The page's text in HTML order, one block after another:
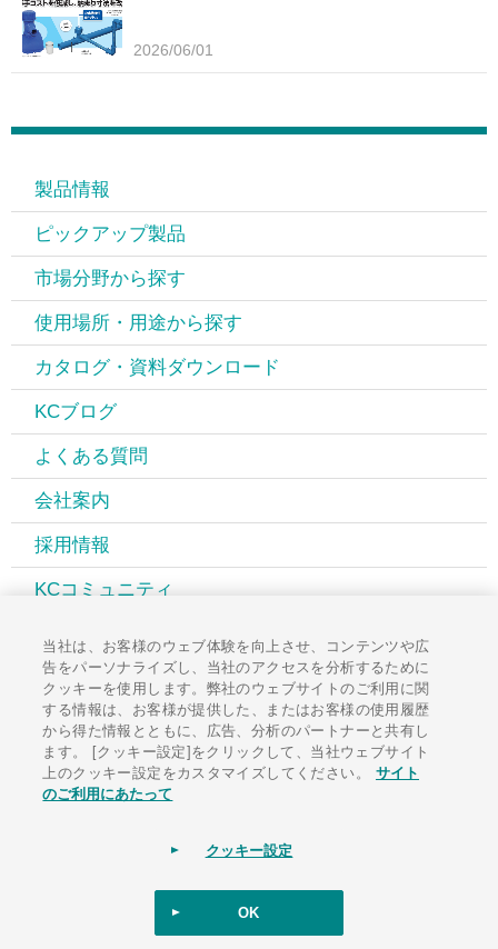
2026/06/01
製品情報
ピックアップ製品
市場分野から探す
使用場所・用途から探す
カタログ・資料ダウンロード
KCブログ
よくある質問
会社案内
採用情報
KCコミュニティ
広報誌PAL
お知らせ一覧
お問い合わせ
Copyright Kubota ChemiX Co., Ltd. All Rights Reserved.
当社は、お客様のウェブ体験を向上させ、コンテンツや広
告をパーソナライズし、当社のアクセスを分析するために
クッキーを使用します。弊社のウェブサイトのご利用に関
する情報は、お客様が提供した、またはお客様の使用履歴
から得た情報とともに、広告、分析のパートナーと共有し
ます。 [クッキー設定]をクリックして、当社ウェブサイト
上のクッキー設定をカスタマイズしてください。
サイト
のご利用にあたって
クッキー設定
OK